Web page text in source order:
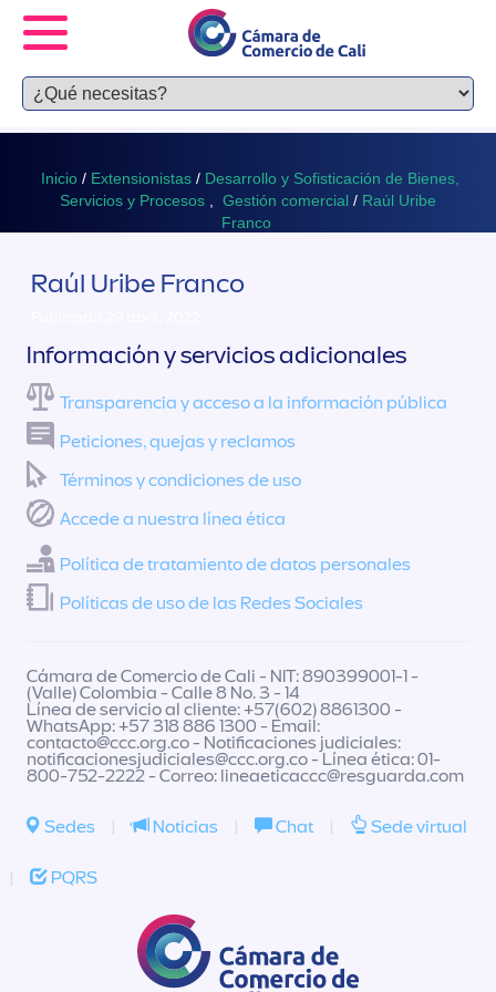
Inicio / Extensionistas / Desarrollo y Sofisticación de Bienes,
Servicios y Procesos , Gestión comercial / Raúl Uribe
Franco
Raúl Uribe Franco
Información y servicios adicionales
Transparencia y acceso a la información pública
Peticiones, quejas y reclamos
Términos y condiciones de uso
Accede a nuestra línea ética
Política de tratamiento de datos personales
Políticas de uso de las Redes Sociales
Cámara de Comercio de Cali - NIT: 890399001-1 -
(Valle) Colombia - Calle 8 No. 3 - 14
Línea de servicio al cliente: +57(602) 8861300 -
WhatsApp: +57 318 886 1300 - Email:
contacto@ccc.org.co- Notificaciones judiciales:
notificacionesjudiciales@ccc.org.co- Línea ética: 01-
800-752-2222 - Correo: lineaeticaccc@resguarda.com
Sedes | Noticias | Chat | Sede virtual
| PQRS